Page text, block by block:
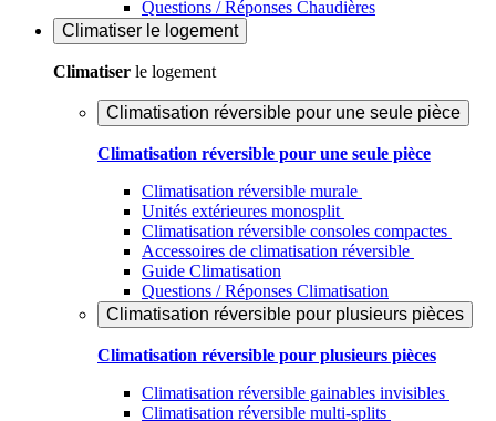
Questions / Réponses Chaudières
Climatiser le logement
Climatiser le logement
Climatisation réversible pour une seule pièce
Climatisation réversible pour une seule pièce
Climatisation réversible murale
Unités extérieures monosplit
Climatisation réversible consoles compactes
Accessoires de climatisation réversible
Guide Climatisation
Questions / Réponses Climatisation
Climatisation réversible pour plusieurs pièces
Climatisation réversible pour plusieurs pièces
Climatisation réversible gainables invisibles
Climatisation réversible multi-splits